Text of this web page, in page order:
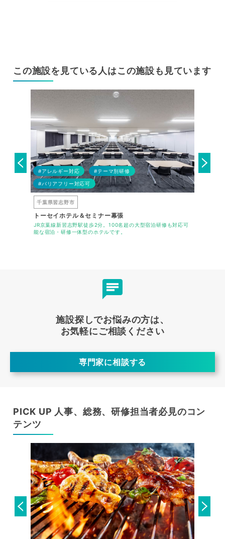
この施設を見ている人はこの施設も見ています
#アレルギー対応 #テーマ別研修
#バリアフリー対応可
千葉県習志野市
トーセイホテル＆セミナー幕張
JR京葉線新習志野駅徒歩2分。100名超の大型宿泊研修も対応可
能な宿泊・研修一体型のホテルです。
施設探しでお悩みの方は、
お気軽にご相談ください
専門家に相談する
PICK UP 人事、総務、研修担当者必見のコン
テンツ